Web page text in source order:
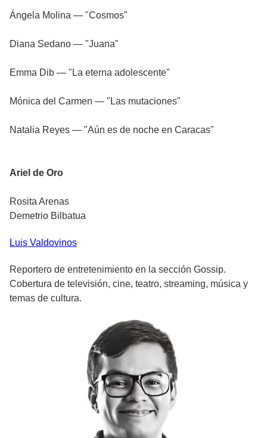
Ángela Molina — "Cosmos"
Diana Sedano — "Juana"
Emma Dib — "La eterna adolescente"
Mónica del Carmen — "Las mutaciones"
Natalia Reyes — "Aún es de noche en Caracas"
Ariel de Oro
Rosita Arenas
Demetrio Bilbatua
Luis Valdovinos
Reportero de entretenimiento en la sección Gossip.
Cobertura de televisión, cine, teatro, streaming, música y
temas de cultura.